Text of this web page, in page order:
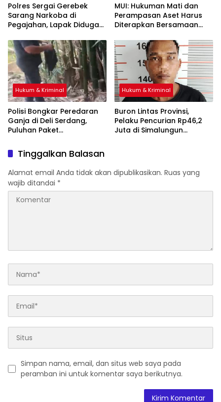
Polres Sergai Gerebek
Sarang Narkoba di
Pegajahan, Lapak Diduga
Dibakar
‎MUI: Hukuman Mati dan
Perampasan Aset Harus
Diterapkan Bersamaan
Hukum & Kriminal
Polisi Bongkar Peredaran
Ganja di Deli Serdang,
Puluhan Paket
Bambu
Hukum & Kriminal
Buron Lintas Provinsi,
Pelaku Pencurian Rp46,2
Juta di Simalungun
Tinggalkan Balasan
Alamat email Anda tidak akan dipublikasikan. Ruas yang
wajib ditandai *
Simpan nama, email, dan situs web saya pada
peramban ini untuk komentar saya berikutnya.